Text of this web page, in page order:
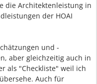
die Architektenleistung in
der HOAI
und -
aber gleichzeitig auch in
als "Checkliste" weil ich
Auch für